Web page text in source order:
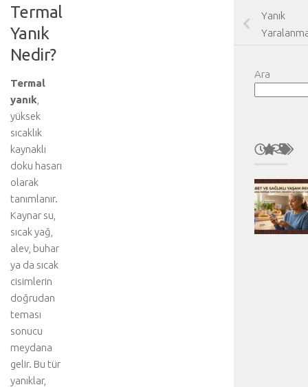
Termal
Yanık
Nedir?
Termal
yanık
yüksek
sıcaklık
kaynaklı
doku hasarı
olarak
tanımlanır.
Kaynar su,
sıcak yağ,
alev, buhar
ya da sıcak
cisimlerin
doğrudan
teması
sonucu
meydana
gelir. Bu tür
yanıklar,
Yanık
Ara